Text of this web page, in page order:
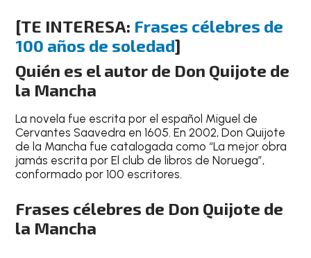
[TE INTERESA: Frases célebres de
100 años de soledad]
Quién es el autor de Don Quijote de
la Mancha
La novela fue escrita por el español Miguel de
Cervantes Saavedra en 1605. En 2002, Don Quijote
de la Mancha fue catalogada como “La mejor obra
jamás escrita por El club de libros de Noruega”,
conformado por 100 escritores.
Frases célebres de Don Quijote de
la Mancha